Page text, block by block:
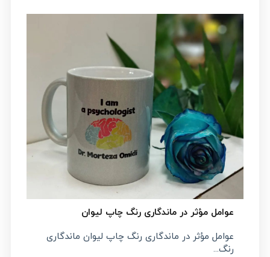
عوامل مؤثر در ماندگاری رنگ چاپ لیوان
عوامل مؤثر در ماندگاری رنگ چاپ لیوان ماندگاری
رنگ...